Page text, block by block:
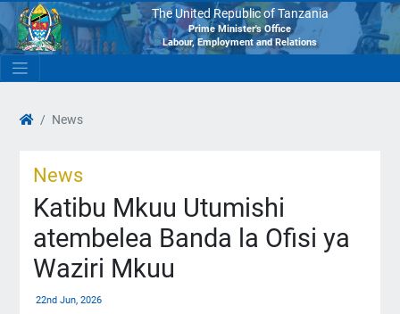
The United Republic of Tanzania
Prime Minister's Office
Labour, Employment and Relations
News
News
Katibu Mkuu Utumishi
atembelea Banda la Ofisi ya
Waziri Mkuu
22nd Jun, 2026